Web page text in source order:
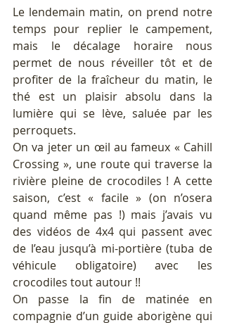
Le lendemain matin, on prend notre
temps pour replier le campement,
mais le décalage horaire nous
permet de nous réveiller tôt et de
profiter de la fraîcheur du matin, le
thé est un plaisir absolu dans la
lumière qui se lève, saluée par les
perroquets.
On va jeter un œil au fameux « Cahill
Crossing », une route qui traverse la
rivière pleine de crocodiles ! A cette
saison, c’est « facile » (on n’osera
quand même pas !) mais j’avais vu
des vidéos de 4x4 qui passent avec
de l’eau jusqu’à mi-portière (tuba de
véhicule obligatoire) avec les
crocodiles tout autour !!
On passe la fin de matinée en
compagnie d’un guide aborigène qui